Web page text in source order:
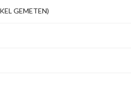
GEMETEN)